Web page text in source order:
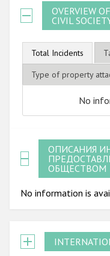
OVERVIEW
CIVIL
Total Incidents
Type of property
No
ОПИСАНИЯ
ОБЩЕСТВОМ
No information is